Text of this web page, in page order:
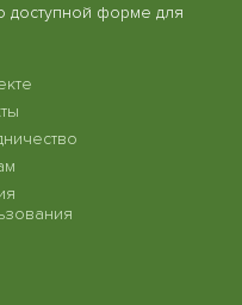
доступной форме для